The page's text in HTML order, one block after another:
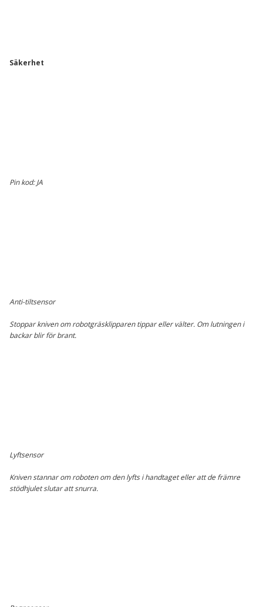
Säkerhet
Pin kod: JA
Anti-tiltsensor
Stoppar kniven om robotgräsklipparen tippar eller välter. Om lutningen i
backar blir för brant.
Lyftsensor
Kniven stannar om roboten om den lyfts i handtaget eller att de främre
stödhjulet slutar att snurra.